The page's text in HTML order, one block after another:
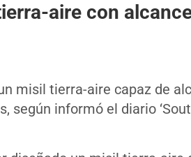
aire con
misil tierra-aire capaz de
según informó el diario